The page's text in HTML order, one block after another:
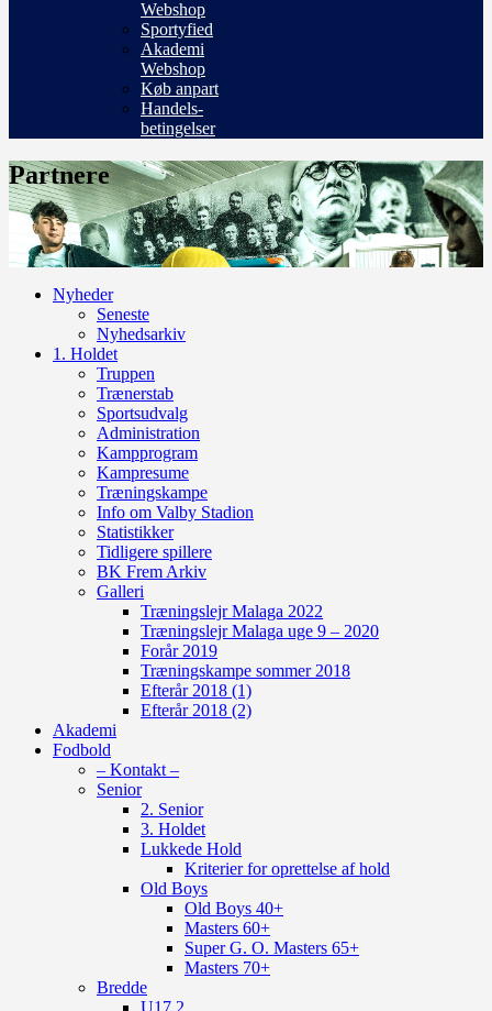
Webshop
Sportyfied
Akademi
Webshop
Køb anpart
Handels-
betingelser
Partnere
Nyheder
Seneste
Nyhedsarkiv
1. Holdet
Truppen
Trænerstab
Sportsudvalg
Administration
Kampprogram
Kampresume
Træningskampe
Info om Valby Stadion
Statistikker
Tidligere spillere
BK Frem Arkiv
Galleri
Træningslejr Malaga 2022
Træningslejr Malaga uge 9 – 2020
Forår 2019
Træningskampe sommer 2018
Efterår 2018 (1)
Efterår 2018 (2)
Akademi
Fodbold
– Kontakt –
Senior
2. Senior
3. Holdet
Lukkede Hold
Kriterier for oprettelse af hold
Old Boys
Old Boys 40+
Masters 60+
Super G. O. Masters 65+
Masters 70+
Bredde
U17.2